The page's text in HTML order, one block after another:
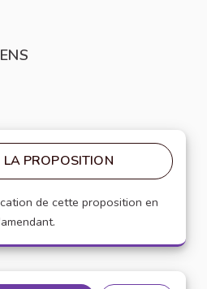
LA PROPOSITION
de cette proposition en